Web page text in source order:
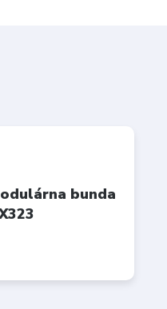
bunda